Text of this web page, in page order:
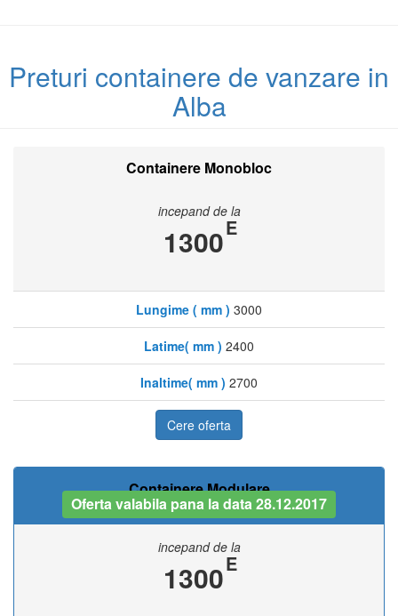
Preturi containere de vanzare in
Alba
Containere Monobloc
incepand de la
1300E
Lungime ( mm ) 3000
Latime( mm ) 2400
Inaltime( mm ) 2700
Cere oferta
Containere Modulare
Oferta valabila pana la data 28.12.2017
incepand de la
1300E